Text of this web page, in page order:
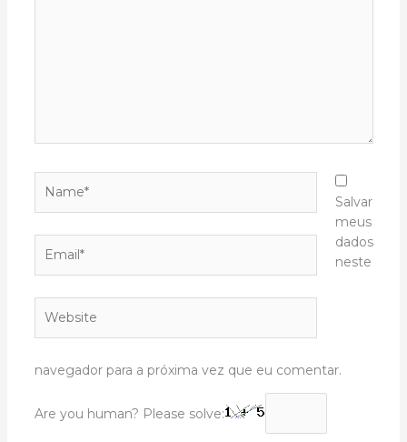
Salvar
meus
dados
neste
navegador para a próxima vez que eu comentar.
Are you human? Please solve: